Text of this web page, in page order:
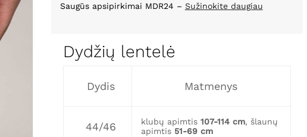
Saugūs apsipirkimai MDR24 – Sužinokite daugiau
Dydžių lentelė
Dydis Matmenys
44/46 klubų apimtis 107-114 cm, šlaunų
apimtis 51-69 cm